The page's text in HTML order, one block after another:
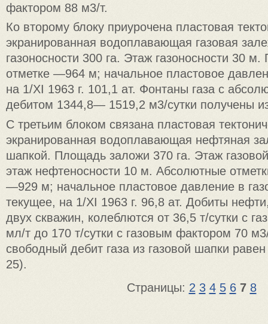
фактором 88 м3/т.
Ко второму блоку приурочена пластовая
экранированная водоплавающая газовая
газоносности 300 га. Этаж газоносности 30
отметке —964 м; начальное пластовое
на 1/XI 1963 г. 101,1 aт. Фонтаны газа с
дебитом 1344,8— 1519,2 м3/сутки получены
С третьим блоком связана пластовая
экранированная водоплавающая нефтяная
шапкой. Площадь заложи 370 га. Этаж
этаж нефтеносности 10 м. Абсолютные
—929 м; начальное пластовое давление в
текущее, на 1/XI 1963 г. 96,8 aт. Добиты
двух скважин, колеблются от 36,5 т/сутки с
мл/т до 170 т/сутки с газовым фактором 70
свободный дебит газа из газовой шапки
25).
Страницы: 2 3 4 5 6 7 8